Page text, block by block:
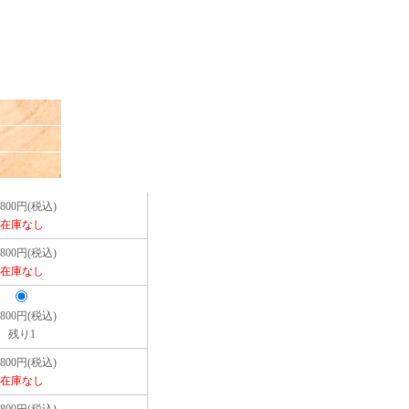
円(税込)
在庫なし
円(税込)
在庫なし
円(税込)
残り1
円(税込)
在庫なし